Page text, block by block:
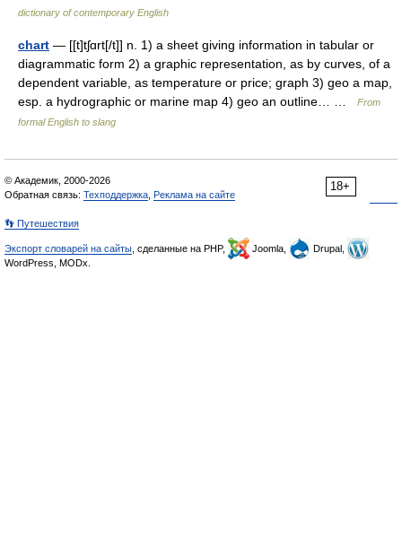
dictionary of contemporary English
chart — [[t]tʃɑrt[/t]] n. 1) a sheet giving information in tabular or
diagrammatic form 2) a graphic representation, as by curves, of a
dependent variable, as temperature or price; graph 3) geo a map,
esp. a hydrographic or marine map 4) geo an outline… …
From
formal English to slang
18+
© Академик, 2000-2026
Обратная связь: Техподдержка Реклама на сайте
👣 Путешествия
Экспорт словарей на сайты , сделанные на PHP, Joomla,
Drupal,
WordPress, MODx.